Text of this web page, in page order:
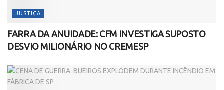
JUSTIÇA
FARRA DA ANUIDADE: CFM INVESTIGA SUPOSTO
DESVIO MILIONÁRIO NO CREMESP